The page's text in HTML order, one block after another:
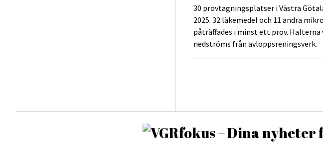
30 provtagningsplatser i Västra
2025. 32 läkemedel och 11 andra
påträffades i minst ett prov.
nedströms från avloppsreningsverk.